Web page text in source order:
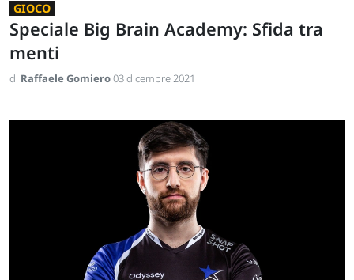
GIOCO
Speciale Big Brain Academy: Sfida tra
menti
di Raffaele Gomiero03 dicembre 2021